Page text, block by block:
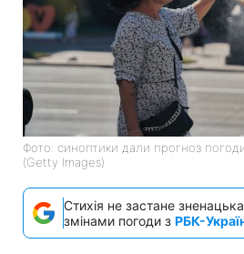
Фото: синоптики дали прогноз
(Getty Images)
Стихія не застане
змінами погоди з РБК-